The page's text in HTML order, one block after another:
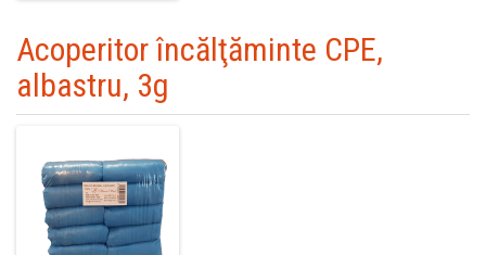
Acoperitor încălţăminte CPE,
albastru, 3g